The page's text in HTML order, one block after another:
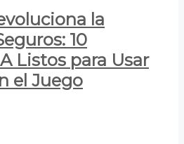
la
10
Listos para Usar
el Juego